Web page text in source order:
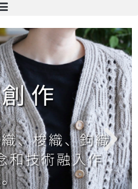
作
、梭織、鉤織
和技術融入作